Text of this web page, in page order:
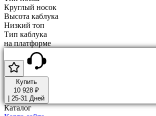
Круглый носок
Высота каблука
Низкий топ
Тип каблука
на платформе
Купить
10 928 ₽
25-31 Дней
Каталог